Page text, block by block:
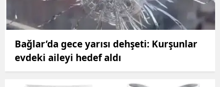
Bağlar’da gece yarısı dehşeti: Kurşunlar
evdeki aileyi hedef aldı